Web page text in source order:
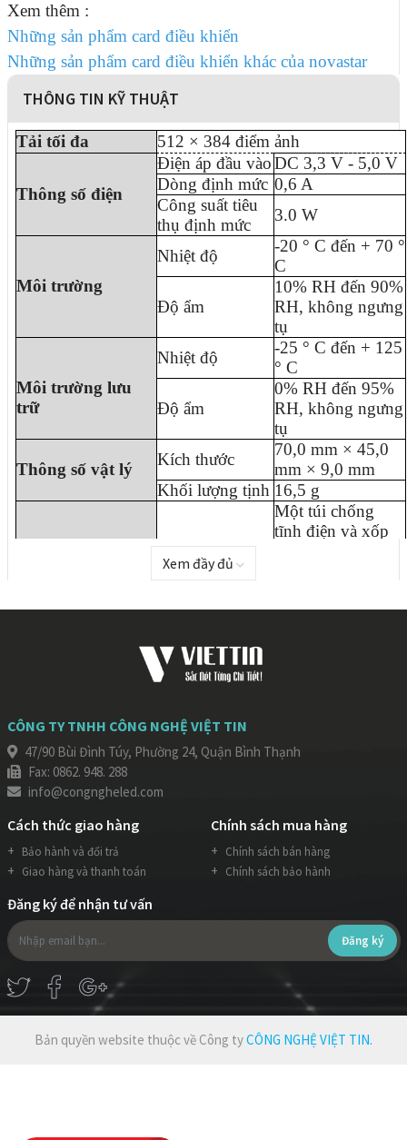
Xem thêm :
Những sản phẩm card điều khiển
Những sản phẩm card điều khiển khác của novastar
THÔNG TIN KỸ THUẬT
Tải tối đa 512 × 384 điểm ảnh
Thông số điện
Điện áp đầu vàoDC 3,3 V - 5,0 V
Dòng định mức 0,6 A
Công suất tiêu
thụ định mức
3.0 W
Môi trường
Nhiệt độ
-20 ° C đến + 70 °
C
Độ ẩm
10% RH đến 90%
RH, không ngưng
tụ
Môi trường lưu
trữ
Nhiệt độ
-25 ° C đến + 125
° C
Độ ẩm
0% RH đến 95%
RH, không ngưng
tụ
Thông số vật lý
Kích thước
70,0 mm × 45,0
mm × 9,0 mm
Khối lượng tịnh 16,5 g
Quy cách đóng
Một túi chống
tĩnh điện và xốp
Mỗi hộp đóng gói
Kích thước hộp
đóng gói
Xem đầy đủ
CÔNG TY TNHH CÔNG NGHỆ VIỆT TIN
47/90 Bùi Đình Túy, Phường 24, Quận Bình Thạnh
Fax: 0862. 948. 288
info@congngheled.com
Cách thức giao hàng
Bảo hành và đổi trả
Giao hàng và thanh toán
Chính sách mua hàng
Chính sách bán hàng
Chính sách bảo hành
Đăng ký để nhận tư vấn
Đăng ký
Bản quyền website thuộc về Công tyCÔNG NGHỆ VIỆT TIN.